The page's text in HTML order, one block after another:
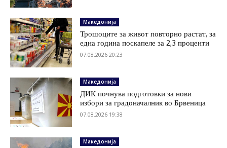
Македонија
Трошоците за живот повторно растат, за
една година поскапеле за 2,3 проценти
07.08.2026 20:23
Македонија
ДИК почнува подготовки за нови
избори за градоначалник во Брвеница
07.08.2026 19:38
Македонија